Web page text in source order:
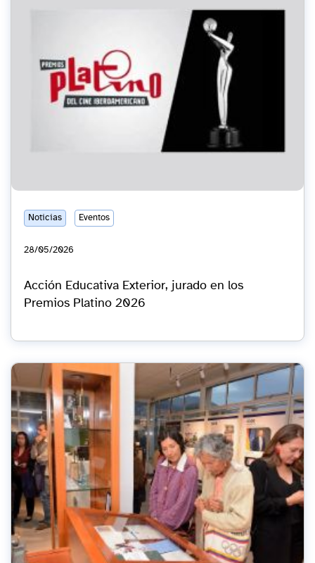
28/05/2026
Noticias Eventos
Acción Educativa Exterior, jurado en los
Premios Platino 2026